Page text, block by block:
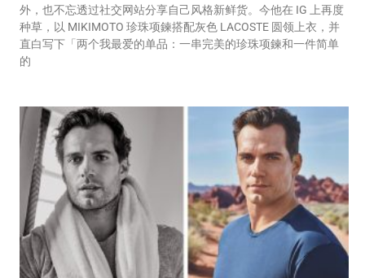
外，也不忘透过社交网站分享自己风格新鲜货。今他在 IG 上再度
种草，以 MIKIMOTO 珍珠项鍊搭配灰色 LACOSTE 圆领上衣，并
直白写下「两个我最爱的单品：一串完美的珍珠项鍊和一件简单
的